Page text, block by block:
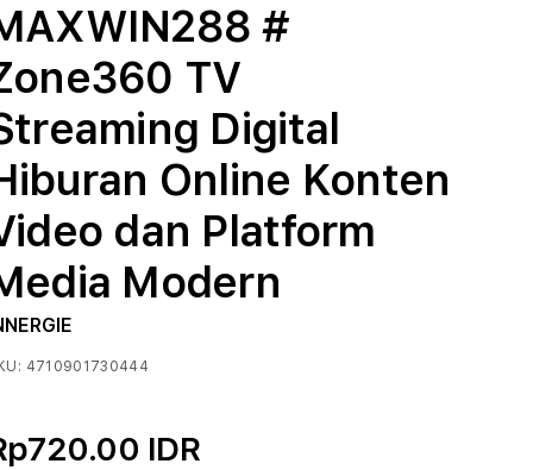
#
TV
Digital
Online Konten
dan Platform
Modern
4710901730444
IDR